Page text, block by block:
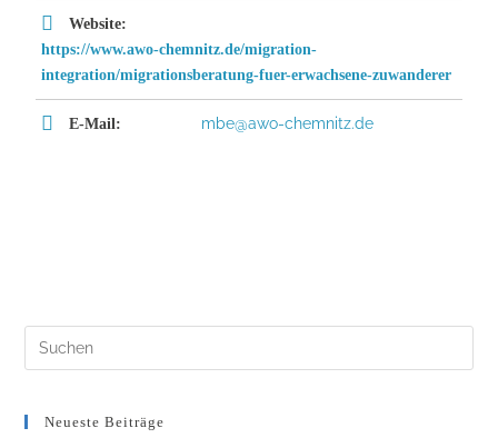
Website:
https://www.awo-chemnitz.de/migration-
integration/migrationsberatung-fuer-erwachsene-zuwanderer
E-Mail: mbe@awo-chemnitz.de
Neueste Beiträge